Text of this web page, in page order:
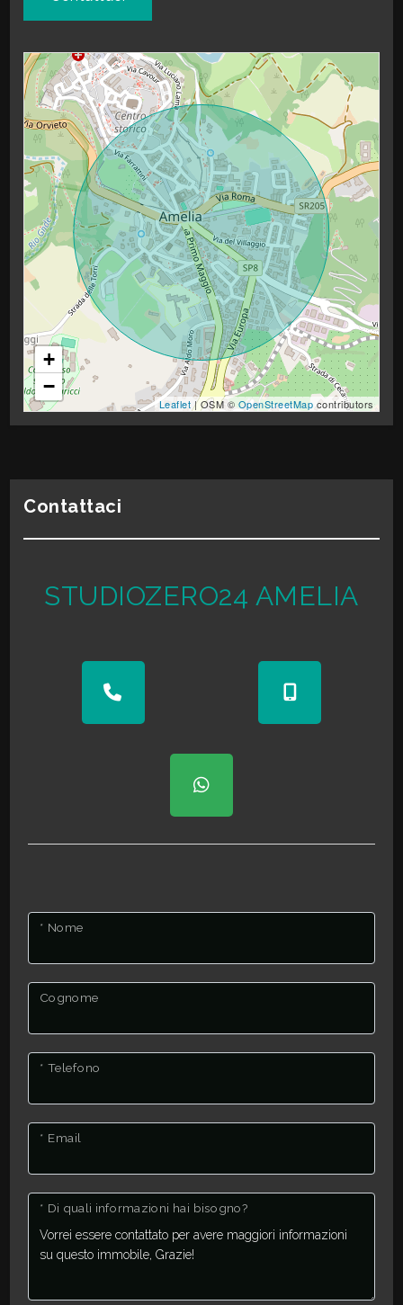
+
−
Leaflet| OSM © OpenStreetMap contributors
Contattaci
STUDIOZERO24 AMELIA
* Nome
Cognome
* Telefono
* Email
* Di quali informazioni hai bisogno?
Posto auto/Box
Balcone/Terrazzo
Ascensore
Arredato
Nuova costruzione
Lusso